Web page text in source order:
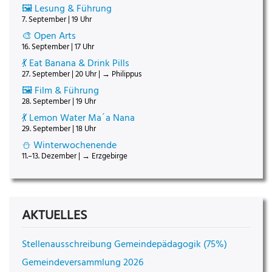
🖼️ Lesung & Führung
7. September | 19 Uhr
🎨 Open Arts
16. September | 17 Uhr
💃 Eat Banana & Drink Pills
27. September | 20 Uhr | → Philippus
🖼️ Film & Führung
28. September | 19 Uhr
💃 Lemon Water Ma´a Nana
29. September | 18 Uhr
⛄ Winterwochenende
11.–13. Dezember | → Erzgebirge
AKTUELLES
Stellenausschreibung Gemeindepädagogik (75%)
Gemeindeversammlung 2026